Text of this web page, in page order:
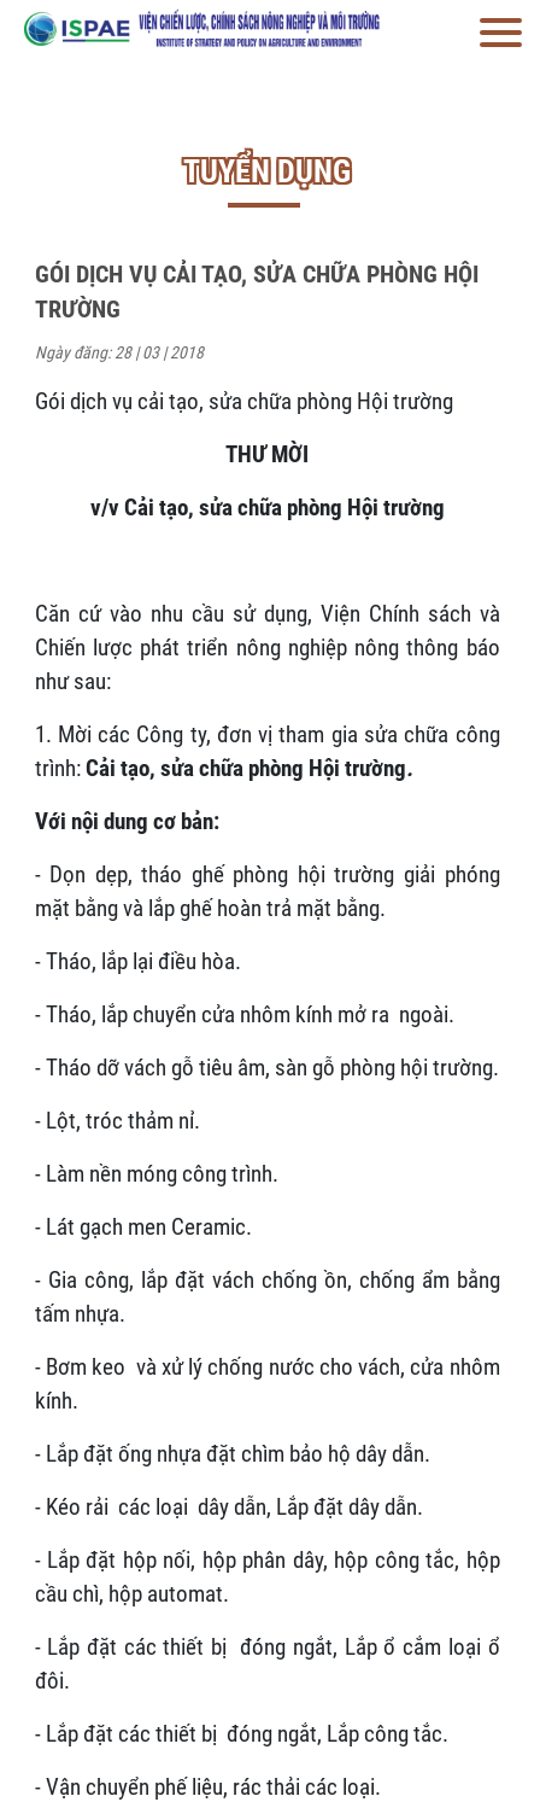
TUYỂN DỤNG
GÓI DỊCH VỤ CẢI TẠO, SỬA CHỮA PHÒNG HỘI
TRƯỜNG
Ngày đăng: 28 | 03 | 2018
Gói dịch vụ cải tạo, sửa chữa phòng Hội trường
THƯ MỜI
v/v Cải tạo, sửa chữa phòng Hội trường
Căn cứ vào nhu cầu sử dụng, Viện Chính sách và
Chiến lược phát triển nông nghiệp nông thông báo
như sau:
1. Mời các Công ty, đơn vị tham gia sửa chữa công
trình:Cải tạo, sửa chữa phòng Hội trường.
Với nội dung cơ bản:
- Dọn dẹp, tháo ghế phòng hội trường giải phóng
mặt bằng và lắp ghế hoàn trả mặt bằng.
- Tháo, lắp lại điều hòa.
- Tháo, lắp chuyển cửa nhôm kính mở ra ngoài.
- Tháo dỡ vách gỗ tiêu âm, sàn gỗ phòng hội trường.
- Lột, tróc thảm nỉ.
- Làm nền móng công trình.
- Lát gạch men Ceramic.
- Gia công, lắp đặt vách chống ồn, chống ẩm bằng
tấm nhựa.
- Bơm keo và xử lý chống nước cho vách, cửa nhôm
kính.
- Lắp đặt ống nhựa đặt chìm bảo hộ dây dẫn.
- Kéo rải các loại dây dẫn, Lắp đặt dây dẫn.
- Lắp đặt hộp nối, hộp phân dây, hộp công tắc, hộp
cầu chì, hộp automat.
- Lắp đặt các thiết bị đóng ngắt, Lắp ổ cắm loại ổ
đôi.
- Lắp đặt các thiết bị đóng ngắt, Lắp công tắc.
- Vận chuyển phế liệu, rác thải các loại.